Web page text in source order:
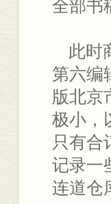
全部书
此时
第六编
版北京
极小，
只有合
记录一
连道仓